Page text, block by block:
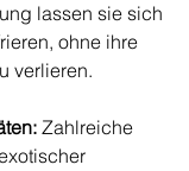
lassen sie sich
ohne ihre
verlieren.
Zahlreiche